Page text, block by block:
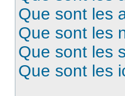
Que sont les
Que sont les
Que sont les
Que sont les